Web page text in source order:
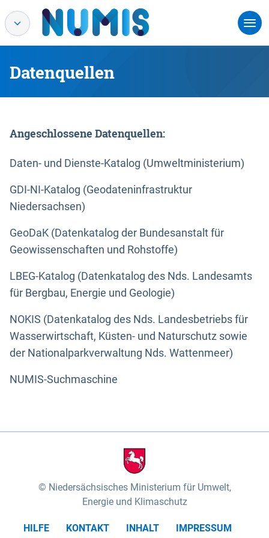
Datenquellen
Angeschlossene Datenquellen:
Daten- und Dienste-Katalog (Umweltministerium)
GDI-NI-Katalog (Geodateninfrastruktur
Niedersachsen)
GeoDaK (Datenkatalog der Bundesanstalt für
Geowissenschaften und Rohstoffe)
LBEG-Katalog (Datenkatalog des Nds. Landesamts
für Bergbau, Energie und Geologie)
NOKIS (Datenkatalog des Nds. Landesbetriebs für
Wasserwirtschaft, Küsten- und Naturschutz sowie
der Nationalparkverwaltung Nds. Wattenmeer)
NUMIS-Suchmaschine
Niedersächsisches Ministerium für Umwelt,
Energie und Klimaschutz
HILFE KONTAKT INHALT
IMPRESSUM